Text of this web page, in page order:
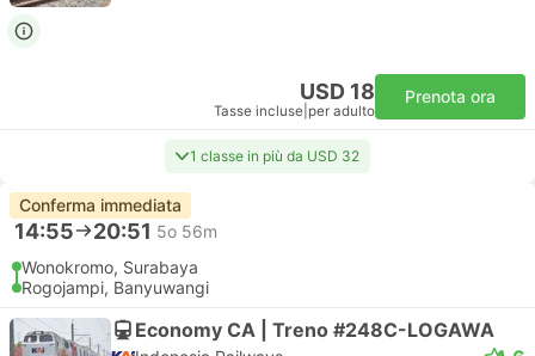
USD 18
Tasse incluse per adulto
Prenota ora
1 classe in più da USD 32
Conferma immediata
14:55 20:51 5o 56m
Wonokromo, Surabaya
Rogojampi, Banyuwangi
Economy CA | Treno #248C-LOGAWA